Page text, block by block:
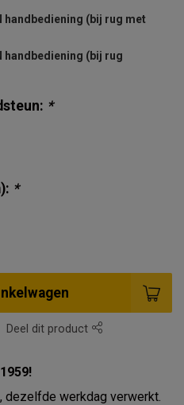
handbediening (bij rug met
handbediening (bij rug
*
*
Deel dit product
1959!
, dezelfde werkdag verwerkt.